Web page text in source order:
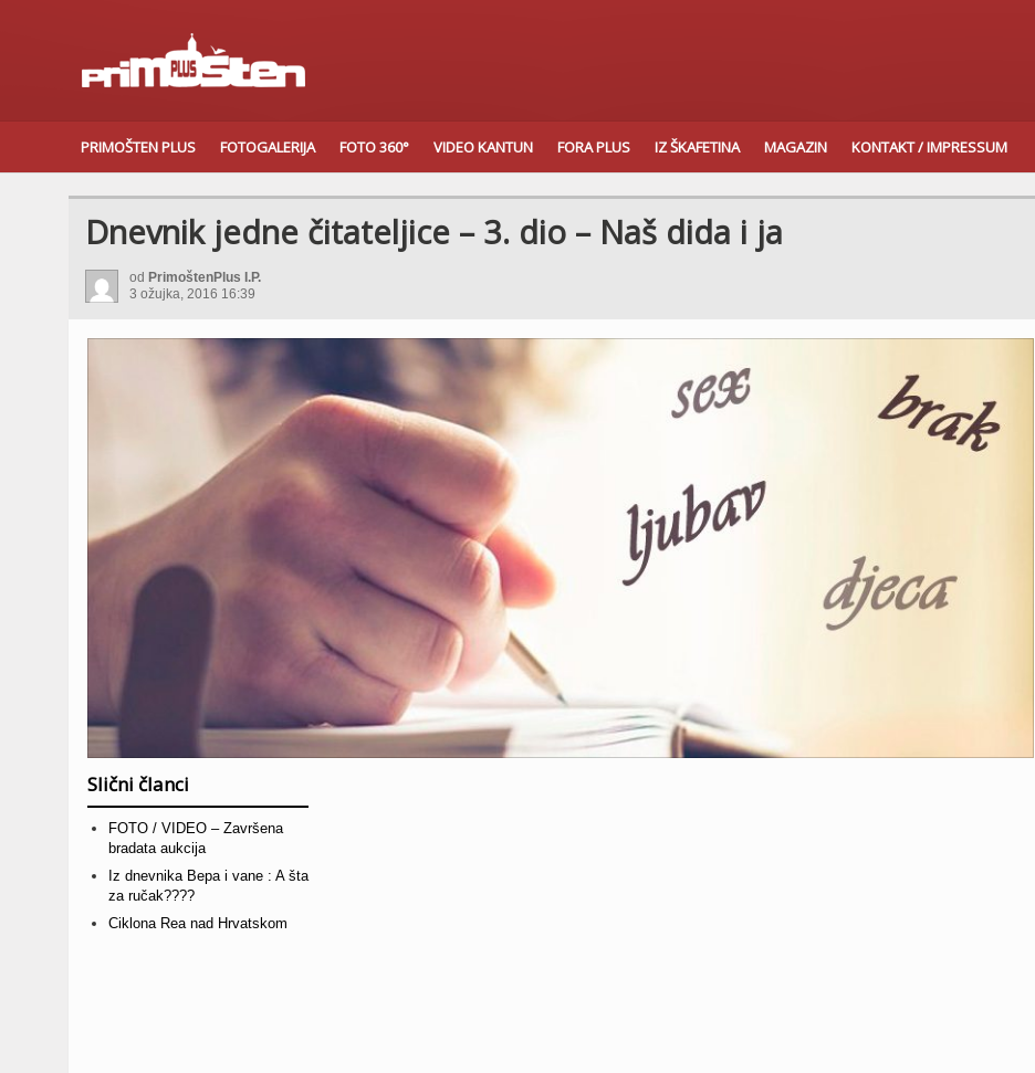
PRIMOŠTEN PLUS FOTOGALERIJA FOTO 360° VIDEO KANTUN FORA PLUS IZ ŠKAFETINA MAGAZIN KONTAKT / IMPRESSUM
Dnevnik jedne čitateljice – 3. dio – Naš dida i ja
od PrimoštenPlus I.P.
3 ožujka, 2016 16:39
Slični članci
FOTO / VIDEO – Završena
bradata aukcija
Iz dnevnika Bepa i vane : A šta
za ručak????
Ciklona Rea nad Hrvatskom